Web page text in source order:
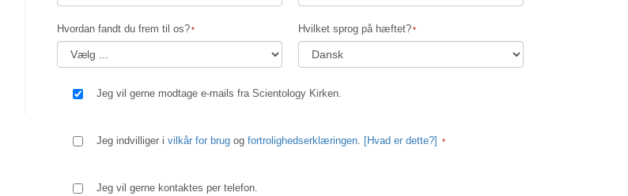
Løsningen på stoffer
Børn
Redskaber til arbejdspladsen
Etik og din tilstand
Hvordan fandt du frem til os? Hvilket sprog på hæftet?
Jeg vil gerne modtage e-mails fra Scientology Kirken.
Jeg indvilliger i vilkår for brug og fortrolighedserklæringen. [Hvad er dette?]
Jeg vil gerne kontaktes per telefon.